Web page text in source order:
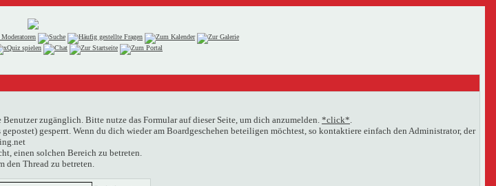
zugänglich. Bitte nutze das Formular auf dieser Seite, um dich anzumelden. *click*.
gesperrt. Wenn du dich wieder am Boardgeschehen beteiligen möchtest, so kontaktiere einfach den Administrator, der
einen solchen Bereich zu betreten.
den Thread zu betreten.